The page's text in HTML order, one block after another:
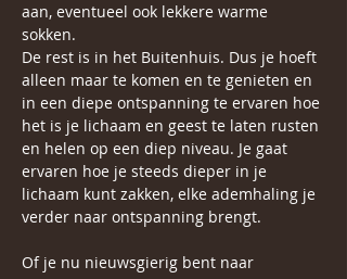
aan, eventueel ook lekkere warme
sokken.
De rest is in het Buitenhuis. Dus je hoeft
alleen maar te komen en te genieten en
in een diepe ontspanning te ervaren hoe
het is je lichaam en geest te laten rusten
en helen op een diep niveau. Je gaat
ervaren hoe je steeds dieper in je
lichaam kunt zakken, elke ademhaling je
verder naar ontspanning brengt.
Of je nu nieuwsgierig bent naar